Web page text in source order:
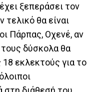
ξεπεράσει τον
τελικό θα είναι
Πάρπας, Οχενέ, αν
δύσκολα θα
εκλεκτούς για το